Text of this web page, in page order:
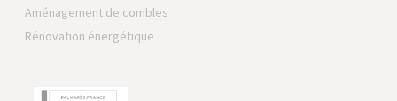
Aménagement de combles
Rénovation énergétique